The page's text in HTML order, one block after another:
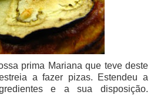
prima Mariana que teve deste
a fazer pizas. Estendeu a
e a sua disposição.